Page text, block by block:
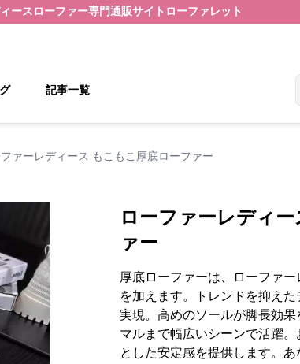
ースローファー専門通販サイト ローファレット
記事一覧
ァーレディース もこもこ厚底ローファー
ローファーレディ
ァー
厚底ローファーは、ローファ
を加えます。トレンドを抑え
実現。高めのソールが脚長効
マルまで幅広いシーンで活躍
とした安定感を提供します。